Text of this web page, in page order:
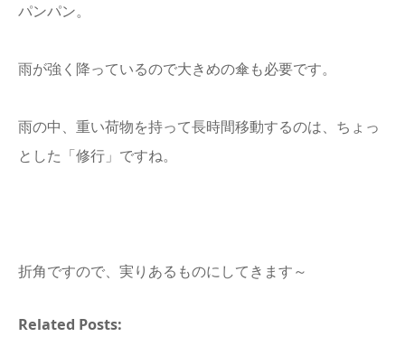
パンパン。
雨が強く降っているので大きめの傘も必要です。
雨の中、重い荷物を持って長時間移動するのは、ちょっ
とした「修行」ですね。
折角ですので、実りあるものにしてきます～
Related Posts: